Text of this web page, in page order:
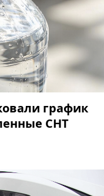
график
СНТ